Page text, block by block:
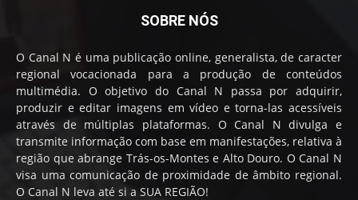
SOBRE NÓS
O Canal N é uma publicação online, generalista, de caracter
regional vocacionada para a produção de conteúdos
multimédia. O objetivo do Canal N passa por adquirir,
produzir e editar imagens em vídeo e torna-las acessíveis
através de múltiplas plataformas. O Canal N divulga e
transmite informação com base em manifestações, relativa à
região que abrange Trás-os-Montes e Alto Douro. O Canal N
visa uma comunicação de proximidade de âmbito regional.
O Canal N leva até si a SUA REGIÃO!